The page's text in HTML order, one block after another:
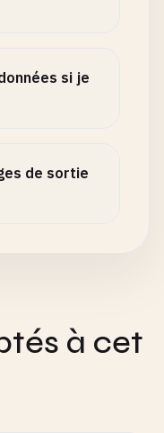
si je
de sortie
à cet